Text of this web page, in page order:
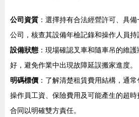
公司資質 ：選擇持有合法經營許可、具
公司，核查其設備年檢記錄和操作人員持
設備狀態 ：現場確認叉車和隨車吊的維
好，避免作業中出現故障延誤搬家進度。
明碼標價 ：了解清楚租賃費用結構，通
操作員工資、保險費用及可能產生的超
合同以明確雙方責任。